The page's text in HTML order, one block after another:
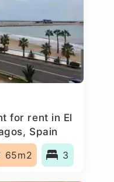
for rent in El
Spain
65m2 3